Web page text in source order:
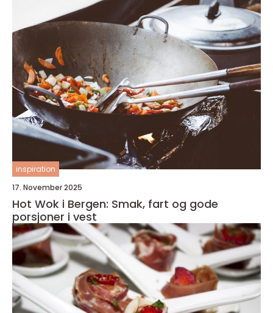
inspiration
17. November 2025
Hot Wok i Bergen: Smak, fart og gode
porsjoner i vest